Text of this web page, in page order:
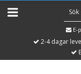
E-
2-4 dagar